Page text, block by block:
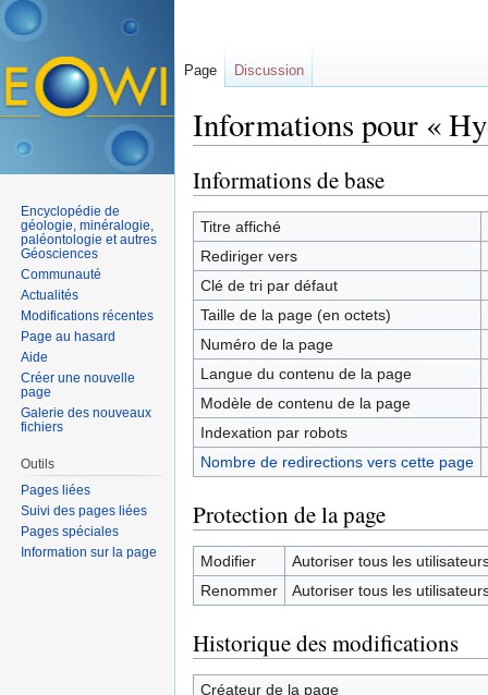
Informations pour «
Informations de base
Titre affiché
Rediriger vers
Clé de tri par défaut
Taille de la page (en octets)
Numéro de la page
Langue du contenu de la page
Modèle de contenu de la page
Indexation par robots
Nombre de redirections vers cette page
Protection de la page
Modifier
Autoriser tous les
Renommer
Autoriser tous les
Historique des modifications
Créateur de la page
Page Discussion
Encyclopédie de
géologie, minéralogie,
paléontologie et autres
Géosciences
Communauté
Actualités
Modifications récentes
Page au hasard
Aide
Créer une nouvelle
page
Galerie des nouveaux
fichiers
Outils
Pages liées
Suivi des pages liées
Pages spéciales
Information sur la page